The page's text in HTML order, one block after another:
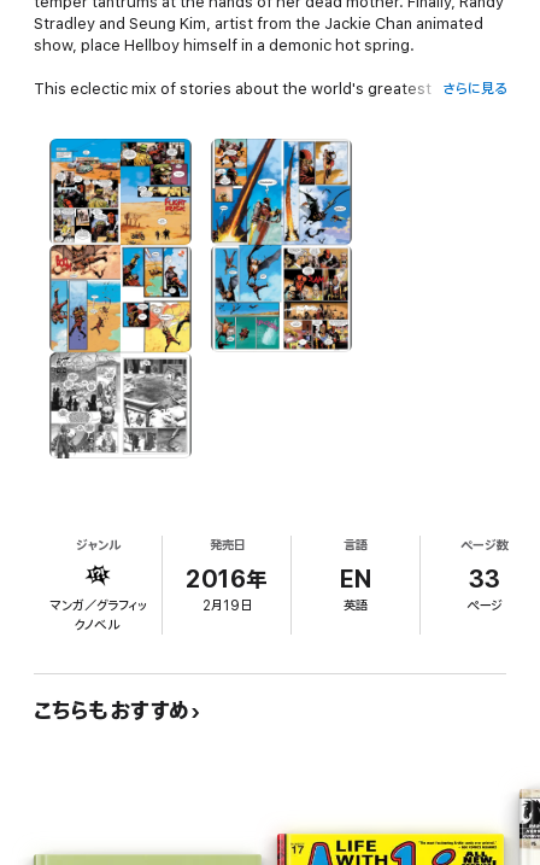
Stradley and Seung Kim, artist from the Jackie Chan animated
show, place Hellboy himself in a demonic hot spring.
This eclectic mix of stories about the world's greatest
artists in comics.
さらに見る
ジャンル
マンガ／グラフィッ
クノベル
発売日
2016年
2月19日
言語
EN
英語
ページ数
33
ページ
こちらもおすすめ